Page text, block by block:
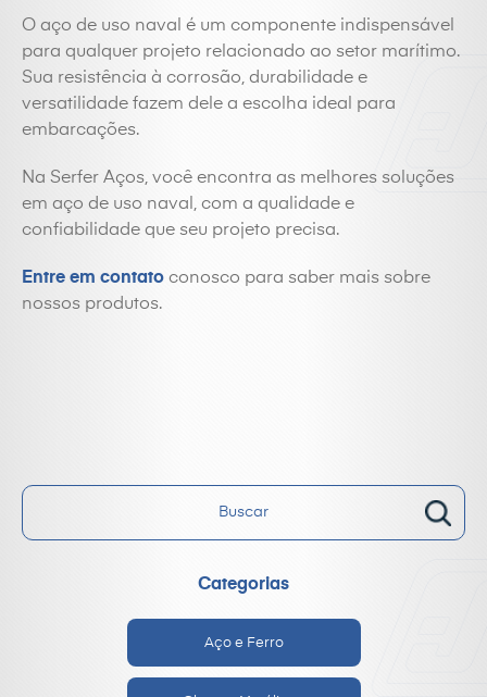
O aço de uso naval é um componente indispensável
para qualquer projeto relacionado ao setor marítimo.
Sua resistência à corrosão, durabilidade e
versatilidade fazem dele a escolha ideal para
embarcações.
Na Serfer Aços, você encontra as melhores soluções
em aço de uso naval, com a qualidade e
confiabilidade que seu projeto precisa.
Entre em contato conosco para saber mais sobre
nossos produtos.
Categorias
Aço e Ferro